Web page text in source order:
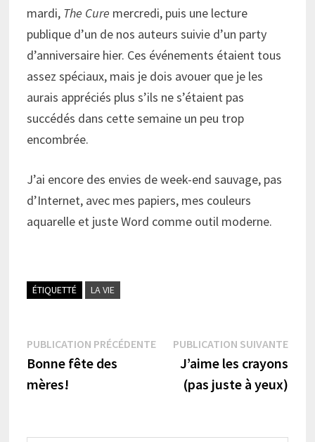
mardi, The Cure mercredi, puis une lecture
publique d’un de nos auteurs suivie d’un party
d’anniversaire hier. Ces événements étaient tous
assez spéciaux, mais je dois avouer que je les
aurais appréciés plus s’ils ne s’étaient pas
succédés dans cette semaine un peu trop
encombrée.
J’ai encore des envies de week-end sauvage, pas
d’Internet, avec mes papiers, mes couleurs
aquarelle et juste Word comme outil moderne.
ÉTIQUETTÉ LA VIE
Navigation
de
PUBLICATION PRÉCÉDENTEPublication
précédente :
Bonne fête des
mères!
PUBLICATION SUIVANTE
J’aime les crayons
(pas juste à yeux)